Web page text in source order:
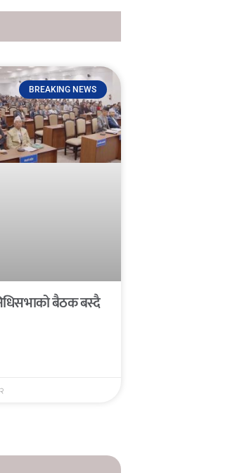
BREAKING NEWS
बैठक बस्दै